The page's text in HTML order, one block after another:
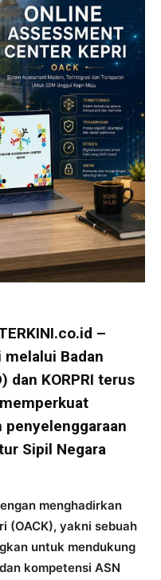
–
Badan
dan KORPRI terus
Sipil Negara
menghadirkan
(OACK), yakni sebuah
untuk mendukung
kompetensi ASN